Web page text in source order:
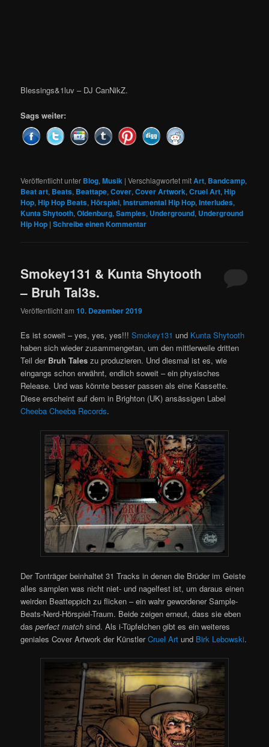
Blessings&1luv – DJ CanNikZ.
Sags weiter:
Veröffentlicht unter Blog,Musik |Verschlagwortet mitArt, Bandcamp,
Beat art, Beats, Beattape,Cover,Cover Artwork,Cruel Art,Hip
Hop,Hip Hop Beats,Hörspiel,Instrumental Hip Hop,Interludes,
Kunta Shytooth,Oldenburg,Samples, Underground, Underground
Hip Hop |Schreibe einen Kommentar
Smokey131 & Kunta Shytooth
– Bruh Tal3s.
Veröffentlicht am10. Dezember 2019
Es ist soweit – yes, yes, yes!!!Smokey131 und Kunta Shytooth
haben sich wieder zusammengetan, um den mittlerweile dritten
Teil der Bruh Tales zu produzieren. Und diesmal ist es, wie
eingangs schon erwähnt, endlich soweit – ein physisches
Release. Und was könnte besser passen als eine Kassette.
Diese erscheint auf dem in Brighton (UK) ansässigen Label
Cheeba Cheeba Records.
Der Tonträger beinhaltet 31 Tracks in denen die Brüder im Geiste
alles samplen was nicht niet- und nagelfest ist, um daraus einen
weirden Beatteppich zu flicken – ein wahr gewordener Sample-
Beats-Nerd-Hörspiel-Traum. Beide zeigen erneut, dass sie eben
dasperfect match sind. Als i-Tüpfelchen gibt es ein weiteres
geniales Cover Artwork der KünstlerCruel Art und Birk Lebowski.